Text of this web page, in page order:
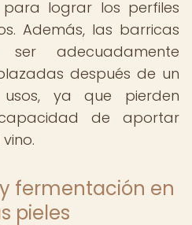
lograr los perfiles
Además, las barricas
adecuadamente
después de un
ya que pierden
de aportar
fermentación en
pieles